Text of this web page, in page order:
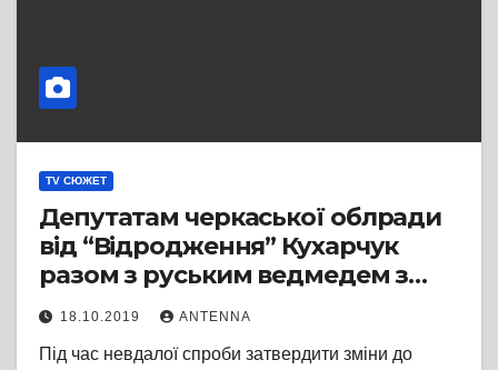
TV СЮЖЕТ
Депутатам черкаської облради
від “Відродження” Кухарчук
разом з руським ведмедем з
балалайкою вручили купу
грошей “за зраду”
18.10.2019 ANTENNA
Під час невдалої спроби затвердити зміни до